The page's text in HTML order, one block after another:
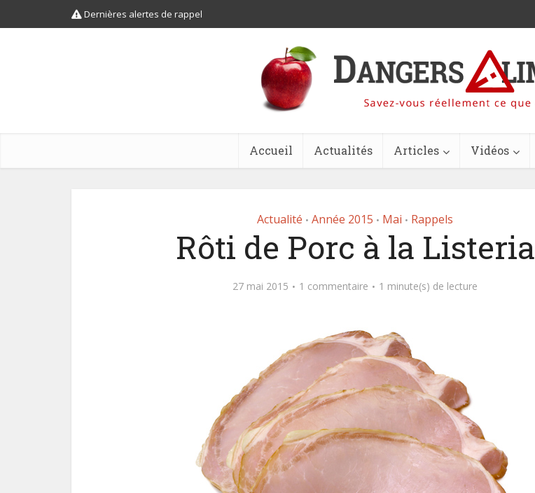
Dernières alertes de rappel
Accueil Actualités Articles Vidéos
Actualité • Année 2015 • Mai • Rappels
Rôti de Porc à la Listeria
27 mai 2015 1 commentaire 1 minute(s) de lecture